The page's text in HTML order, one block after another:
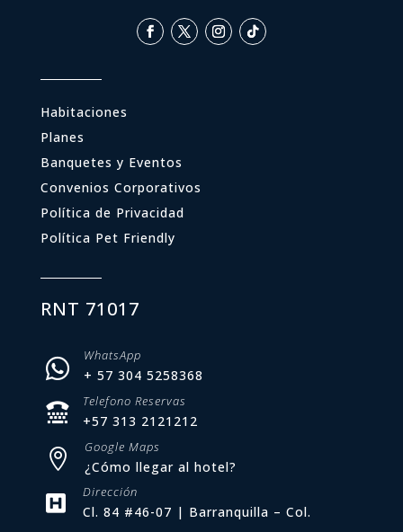
Habitaciones
Planes
Banquetes y Eventos
Convenios Corporativos
Política de Privacidad
Política Pet Friendly
RNT 71017
 WhatsApp
+ 57 304 5258368
 Telefono Reservas
+57 313 2121212
 Google Maps
¿Cómo llegar al hotel?
 Dirección
Cl. 84 #46-07 | Barranquilla – Col.